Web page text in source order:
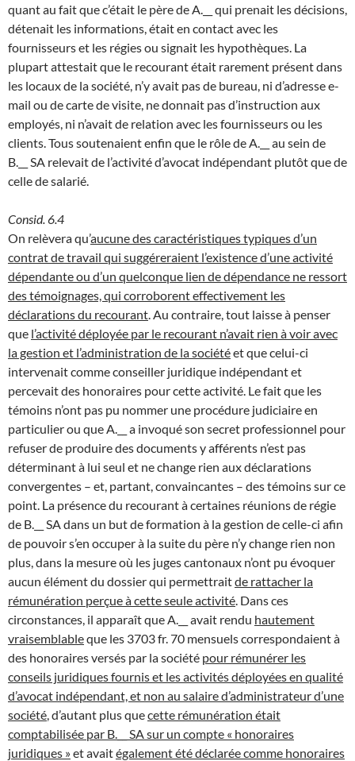
quant au fait que c’était le père de A.__ qui prenait les décisions,
détenait les informations, était en contact avec les
fournisseurs et les régies ou signait les hypothèques. La
plupart attestait que le recourant était rarement présent dans
les locaux de la société, n’y avait pas de bureau, ni d’adresse e-
mail ou de carte de visite, ne donnait pas d’instruction aux
employés, ni n’avait de relation avec les fournisseurs ou les
clients. Tous soutenaient enfin que le rôle de A.__ au sein de
B.__ SA relevait de l’activité d’avocat indépendant plutôt que de
celle de salarié.
Consid. 6.4
On relèvera qu’aucune des caractéristiques typiques d’un
contrat de travail qui suggéreraient l’existence d’une activité
dépendante ou d’un quelconque lien de dépendance ne ressort
des témoignages, qui corroborent effectivement les
déclarations du recourant . Au contraire, tout laisse à penser
que l’activité déployée par le recourant n’avait rien à voir avec
la gestion et l’administration de la sociétéet que celui-ci
intervenait comme conseiller juridique indépendant et
percevait des honoraires pour cette activité. Le fait que les
témoins n’ont pas pu nommer une procédure judiciaire en
particulier ou que A.__ a invoqué son secret professionnel pour
refuser de produire des documents y afférents n’est pas
déterminant à lui seul et ne change rien aux déclarations
convergentes – et, partant, convaincantes – des témoins sur ce
point. La présence du recourant à certaines réunions de régie
de B.__ SA dans un but de formation à la gestion de celle-ci afin
de pouvoir s’en occuper à la suite du père n’y change rien non
plus, dans la mesure où les juges cantonaux n’ont pu évoquer
aucun élément du dossier qui permettraitde rattacher la
rémunération perçue à cette seule activité . Dans ces
circonstances, il apparaît que A.__ avait rendu hautement
vraisemblableque les 3703 fr. 70 mensuels correspondaient à
des honoraires versés par la société pour rémunérer les
conseils juridiques fournis et les activités déployées en qualité
d’avocat indépendant, et non au salaire d’administrateur d’une
société , d’autant plus quecette rémunération était
comptabilisée par B.__ SA sur un compte « honoraires
juridiques »et avaitégalement été déclarée comme honoraires